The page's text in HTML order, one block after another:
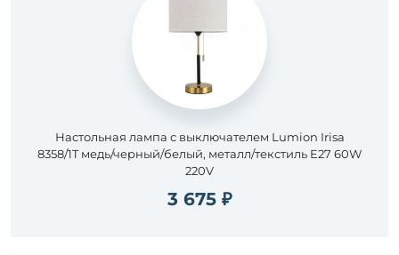
Настольная лампа с выключателем Lumion Irisa
8358/1T медь/черный/белый, металл/текстиль E27 60W
220V
3 675 ₽